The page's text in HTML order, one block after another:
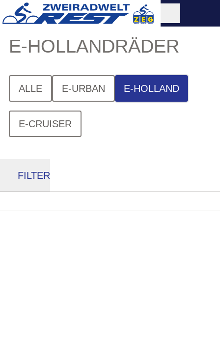
E-HOLLANDRÄDER
ALLE E-URBAN E-HOLLAND
E-CRUISER
FILTER